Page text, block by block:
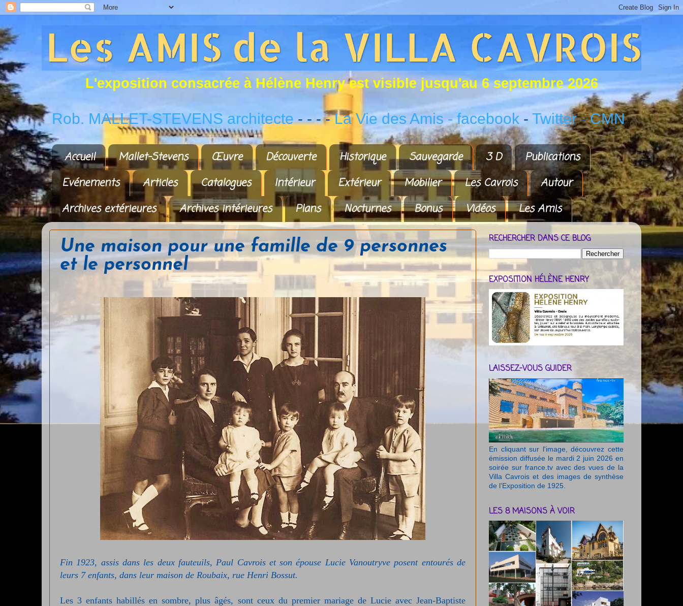
L'exposition consacrée à Hé ène Henry est visi b e jusqu'au 6 septembre 2026
Rob. MALLET-STEVENS architecte- - - -La Vie des Amis- facebook - Twitter -CMN
Accueil Mallet-Stevens Œuvre Découverte Historique Sauvegarde 3 D
Publications
Evénements
Articles Catalogues Intérieur Extérieur Mobilier Les Cavrois
Autour
Archives extérieures
Archives intérieures Plans Nocturnes Bonus Vidéos Les Amis
Une maison pour une famille de 9 personnes
et le personnel
Fin 1923, assis dans les deux fauteuils, Paul Cavrois et son épouse Lucie Vanoutryveposent entourés de
leurs 7 enfants, dans leur maison de Roubaix, rue Henri Bossut.
Les 3 enfants habillés en sombre, plus âgés, sont ceux du premier mariage de Lucie avec Jean-Baptiste
RECHERCHER DANS CE BLOG
EXPOSITION HÉLÈNE HENRY
LAISSEZ-VOUS GUIDER
En cliquant sur l'image, découvrez cette
émission diffusée le mardi 2 juin 2026 en
soirée sur france.tv avec des vues de la
Villa Cavrois et des images de synthèse
de l'Exposition de 1925.
LES 8 MAISONS À VOIR